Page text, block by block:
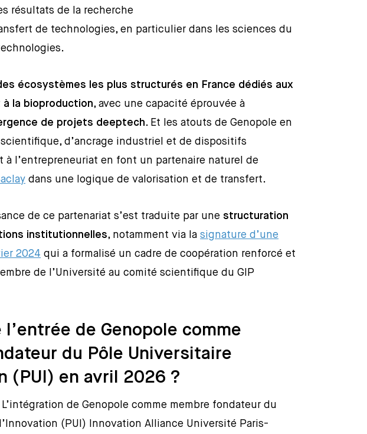
résultats de la recherche
de technologies, en particulier dans les sciences du
écosystèmes les plus structurés en France dédiés aux
la bioproduction, avec une capacité éprouvée à
de projets deeptech. Et les atouts de Genopole en
d’ancrage industriel et de dispositifs
à l’entrepreneuriat en font un partenaire naturel de
dans une logique de valorisation et de transfert.
de ce partenariat s’est traduite par une structuration
institutionnelles, notamment via lasignature d’une
2024 qui a formalisé un cadre de coopération renforcé et
de l’Université au comité scientifique du GIP
l’entrée de Genopole comme
du Pôle Universitaire
(PUI) en avril 2026 ?
L’intégration de Genopole comme membre fondateur du
(PUI) Innovation Alliance Université Paris-